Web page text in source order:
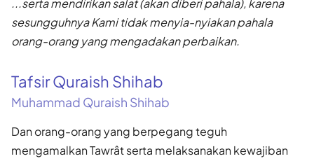
...serta mendirikan salat (akan diberi pahala), karena
sesungguhnya Kami tidak menyia-nyiakan pahala
orang-orang yang mengadakan perbaikan.
Tafsir Quraish Shihab
Muhammad Quraish Shihab
Dan orang-orang yang berpegang teguh
mengamalkan Tawrât serta melaksanakan kewajiban